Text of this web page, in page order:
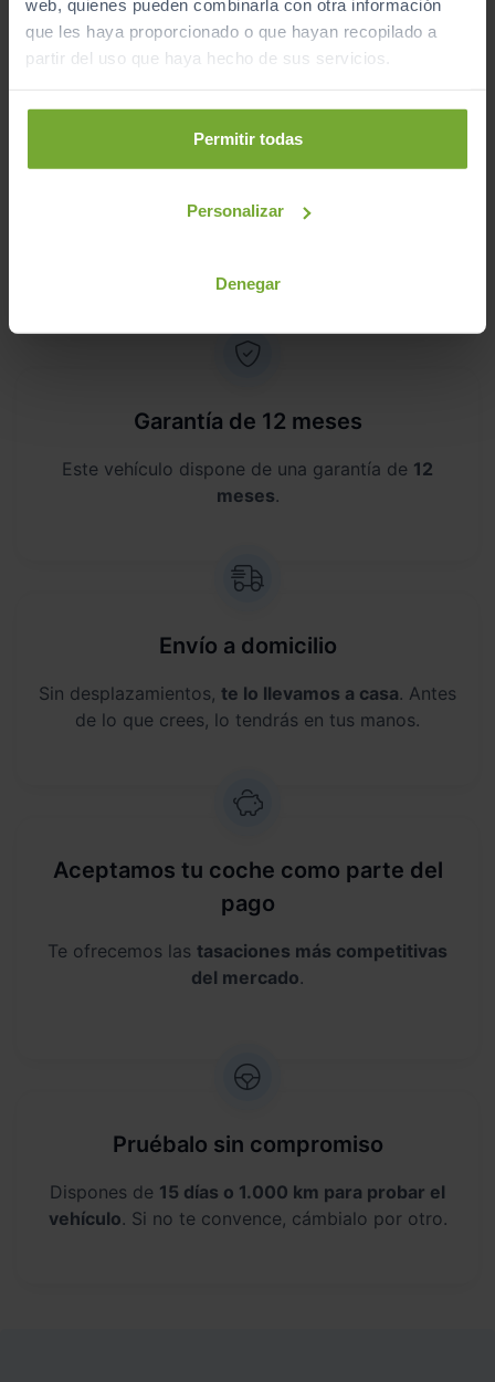
web, quienes pueden combinarla con otra información
que les haya proporcionado o que hayan recopilado a
partir del uso que haya hecho de sus servicios.
Permitir todas
Personalizar
Denegar
Revisión de
equipo de profesionales.
Garantía de 12 meses
Este vehículo dispone de una garantía de 12
meses.
Envío a domicilio
Sin desplazamientos, te lo llevamos a casa. Antes
de lo que crees, lo tendrás en tus manos.
Aceptamos tu coche como parte del
pago
Te ofrecemos las tasaciones más competitivas
del mercado.
Pruébalo sin compromiso
Dispones de 15 días o 1.000 km para probar el
vehículo. Si no te convence, cámbialo por otro.